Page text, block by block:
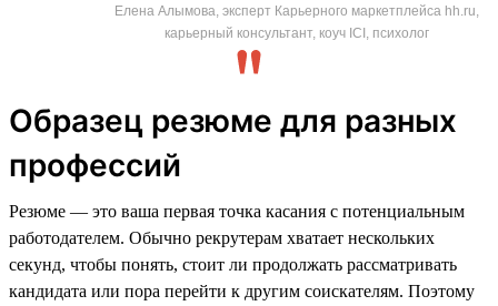
Елена Алымова, эксперт Карьерного маркетплейса hh.ru,
карьерный консультант, коуч ICI, психолог
Образец резюме для разных
профессий
Резюме — это ваша первая точка касания с потенциальным
работодателем. Обычно рекрутерам хватает нескольких
секунд, чтобы понять, стоит ли продолжать рассматривать
кандидата или пора перейти к другим соискателям. Поэтому